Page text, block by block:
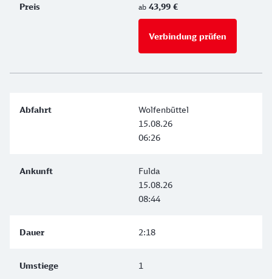
ab 43,99 €
Verbindung prüfen
Wolfenbüttel
15.08.26
06:26
Fulda
15.08.26
08:44
2:18
1